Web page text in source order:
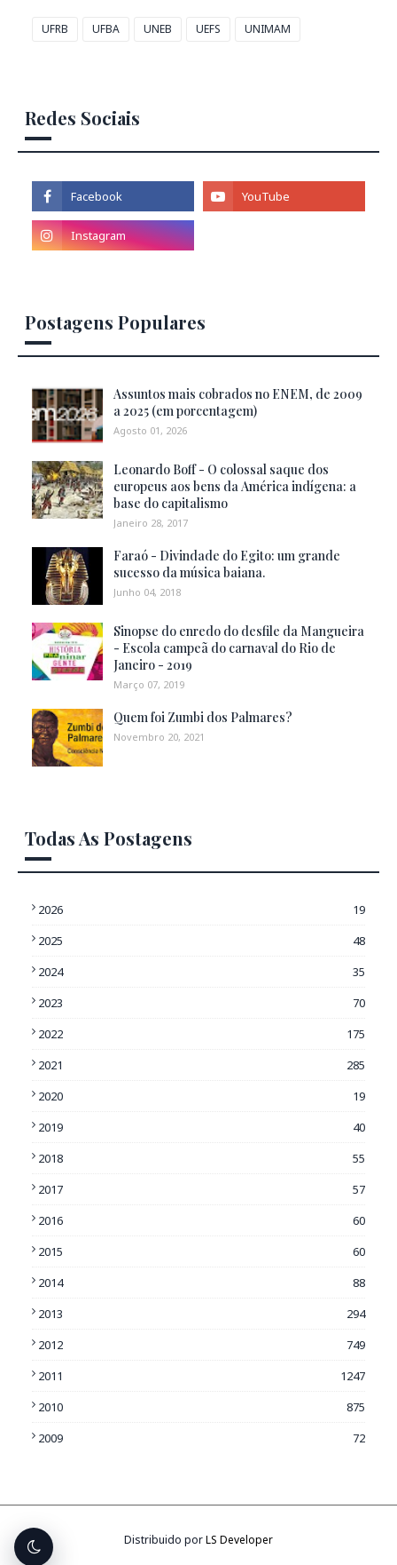
UFRB UFBA UNEB UEFS UNIMAM
Redes Sociais
Postagens Populares
Assuntos mais cobrados no ENEM, de 2009
a 2025 (em porcentagem)
Agosto 01, 2026
Leonardo Boff - O colossal saque dos
europeus aos bens da América indígena: a
base do capitalismo
Janeiro 28, 2017
Faraó - Divindade do Egito: um grande
sucesso da música baiana.
Junho 04, 2018
Sinopse do enredo do desfile da Mangueira
- Escola campeã do carnaval do Rio de
Janeiro - 2019
Março 07, 2019
Quem foi Zumbi dos Palmares?
Novembro 20, 2021
Todas As Postagens
2026
19
2025
48
2024
35
2023
70
2022
175
2021
285
2020
19
2019
40
2018
55
2017
57
2016
60
2015
60
2014
88
2013
294
2012
749
2011
1247
2010
875
2009
72
Distribuido porLS Developer